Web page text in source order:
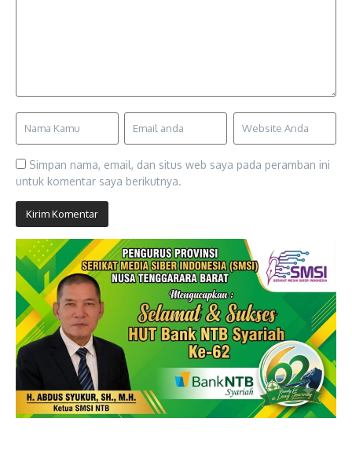
Simpan nama, email, dan situs web saya pada peramban ini
untuk komentar saya berikutnya.